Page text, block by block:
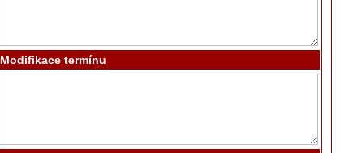
Modifikace termínu